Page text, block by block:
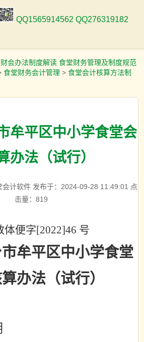
QQ1565914562 QQ276319182
财会办法制度解读 食堂财务管理及制度规范
食堂财务会计管理 >食堂会计核算方法制
牟平区中小学食堂会
办法（试行）
会计软件 发布于：2024-09-28 11:49:01 点
击量： 819
体便字[2022]46 号
牟平区中小学食堂
办法（试行）